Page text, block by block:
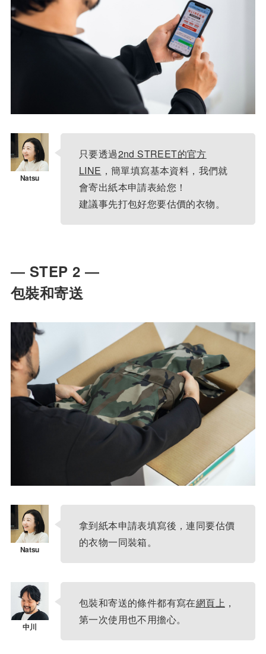
只要透過2nd STREET的官方
LINE ，簡單填寫基本資料，我們就
會寄出紙本申請表給您！
建議事先打包好您要估價的衣物。
― STEP 2 ―
包裝和寄送
拿到紙本申請表填寫後，連同要估價
的衣物一同裝箱。
包裝和寄送的條件都有寫在網頁上 ，
第一次使用也不用擔心。